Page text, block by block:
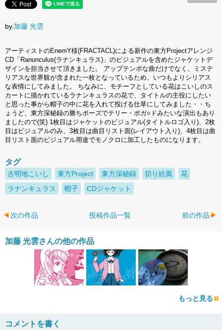
by. 加藤 光雲
アーティストのEnemY様(FRACTACL)による新作の東方Projectアレンジ
CD「Ranunculus(ラナンキュラス)」のビジュアルを含めたジャケットデ
ザインを担当させて頂きました。 アップテンポな曲だけでなく、ミステ
リアスな世界観が含まれた一枚となっているため、いつもよりシリアス
な表情にしてみました。 ちなみに、モチーフとしている花はこいしのス
カートに描かれているラナンキュラスの花で、タイトルの主役にしたい
と思った事から帽子の中に花を入れて投げる仕草にしてみました・・ち
ょうど、東方深秘録の勝ちポーズでテリー・ボガ○ドみたいな演出もあり
ましたので(笑) 1枚目はジャケットのビジュアル(タイトルロゴ入り)、2枚
目はビジュアルのみ、3枚目は曲目リスト面(レイアウト入り)、4枚目は曲
目リスト面のビジュアル用途でモノクロに加工したものになります。
タグ
古明地こいし 東方Project 東方深秘録 切り絵風
花
ラナンキュラス
帽子 CDジャケット
次の作品 投稿作品一覧 前の作品
加藤 光雲さんの他の作品
もっと見る
コメントを書く